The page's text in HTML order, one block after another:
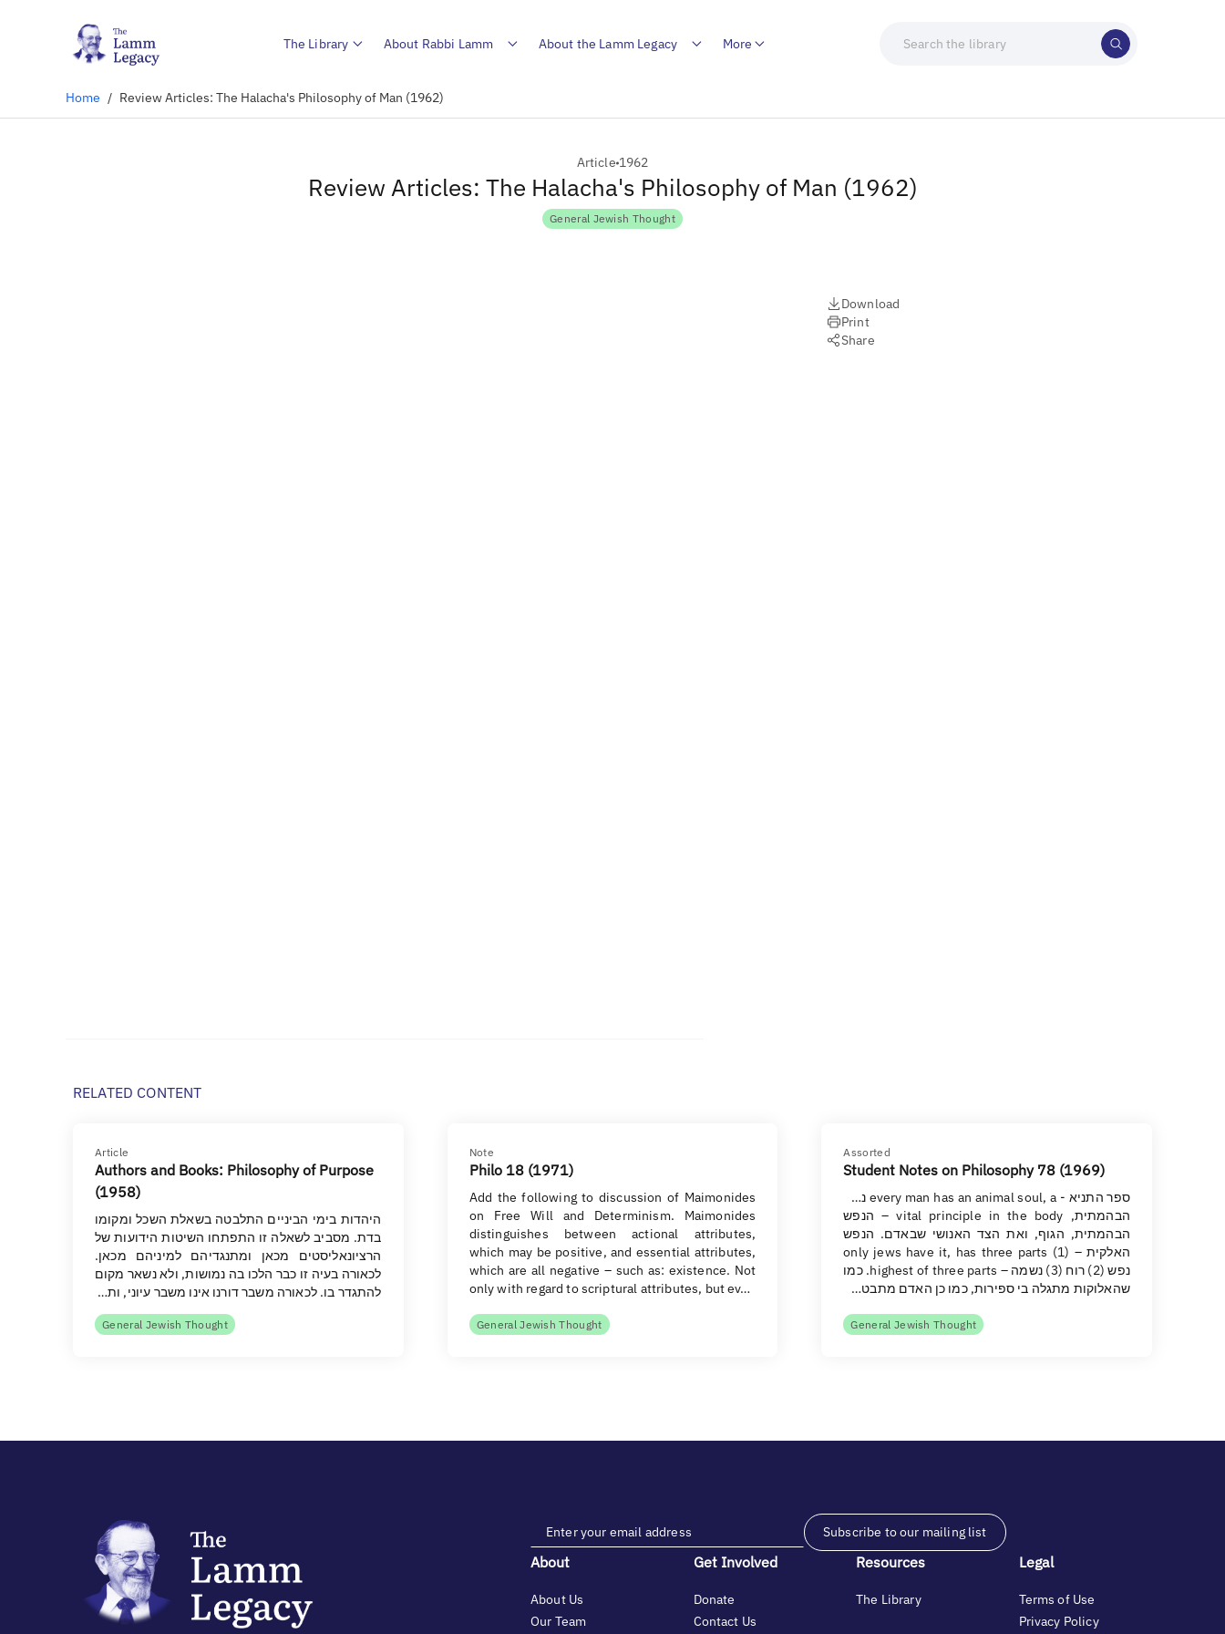
The Library About Rabbi Lamm About the Lamm Legacy More
Home / Review Articles: The Halacha's Philosophy of Man (1962)
Article 1962
Review Articles: The Halacha's Philosophy of Man (1962)
General Jewish Thought
Download
Print
Share
RELATED CONTENT
Article
Authors and Books: Philosophy of Purpose
(1958)
היהדות בימי הביניים התלבטה בשאלת השכל ומקומו
בדת. מסביב לשאלה זו התפתחו השיטות הידועות של
הרציונאליסטים מכאן ומתנגדיהם למיניהם מכאן.
לכאורה בעיה זו כבר הלכו בה נמושות, ולא נשאר מקום
להתגדר בו. לכאורה משבר דורנו אינו משבר עיוני, ות…
General Jewish Thought
Note
Philo 18 (1971)
Add the following to discussion of Maimonides
on Free Will and Determinism. Maimonides
distinguishes between actional attributes,
which may be positive, and essential attributes,
which are all negative – such as: existence. Not
only with regard to scriptural attributes, but ev…
General Jewish Thought
Assorted
Student Notes on Philosophy 78 (1969)
ספר התניא - every man has an animal soul, a נפש
הבהמתית, vital principle in the body – הנפש
הבהמתית, הגוף, ואת הצד האנושי שבאדם. הנפש
האלקית – only jews have it, has three parts (1)
נפש (2) רוח (3) נשמה – highest of three parts. כמו
שהאלוקות מתגלה בי ספירות, כמו כן האדם מתבט…
General Jewish Thought
Subscribe to our mailing list
About
About Us
Our Team
Get Involved
Donate
Contact Us
Resources
The Library
Legal
Terms of Use
Privacy Policy